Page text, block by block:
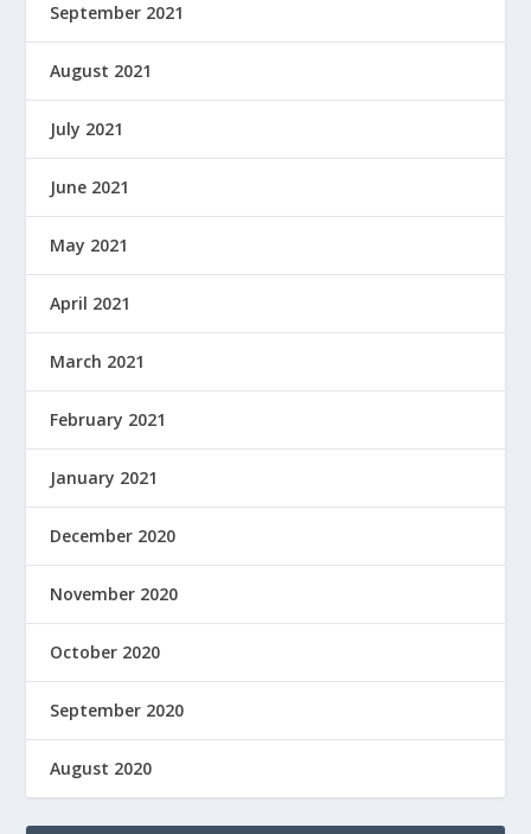
September 2021
August 2021
July 2021
June 2021
May 2021
April 2021
March 2021
February 2021
January 2021
December 2020
November 2020
October 2020
September 2020
August 2020